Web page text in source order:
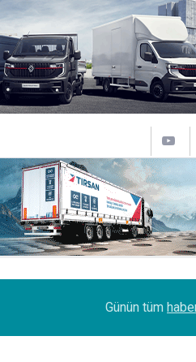
DSV Türkiye’de bayrak
Günün tüm